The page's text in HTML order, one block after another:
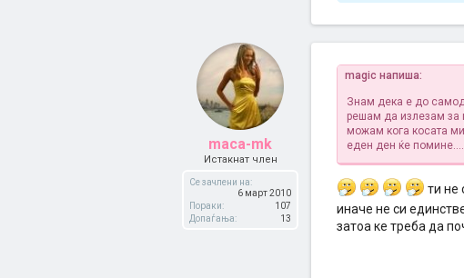
maca-mk
Истакнат член
Се зачлени на:
6 март 2010
Пораки:
107
Допаѓања:
13
magic напиша:
Знам дека е до
решам да излезам за
можам кога косата
еден ден ќе
ти не
иначе не си
затоа ке треба да